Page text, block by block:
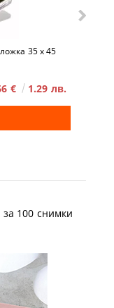
35 x 45
€ 1.29 лв.
100 снимки